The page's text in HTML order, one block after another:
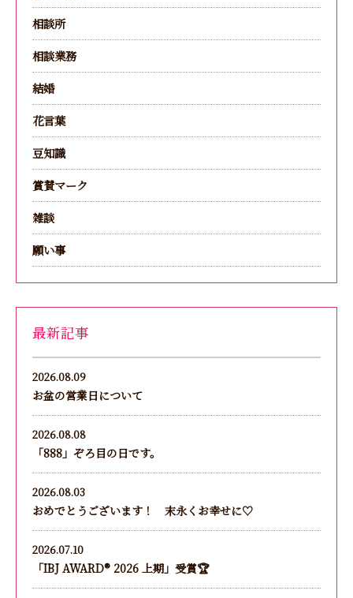
相談所
相談業務
結婚
花言葉
豆知識
賞賛マーク
雑談
願い事
最新記事
2026.08.09
お盆の営業日について
2026.08.08
「888」ぞろ目の日です。
2026.08.03
おめでとうございます！ 末永くお幸せに♡
2026.07.10
「IBJ AWARD®︎ 2026 上期」受賞🏆